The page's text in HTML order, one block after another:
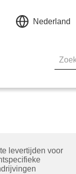
Nederland
levertijden voor